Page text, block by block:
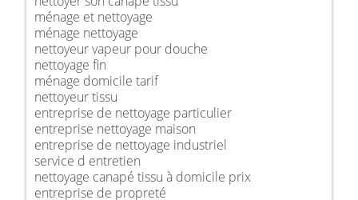
ménage et nettoyage
ménage nettoyage
nettoyeur vapeur pour douche
nettoyage fin
ménage domicile tarif
nettoyeur tissu
entreprise de nettoyage particulier
entreprise nettoyage maison
entreprise de nettoyage industriel
service d entretien
nettoyage canapé tissu à domicile prix
entreprise de propreté